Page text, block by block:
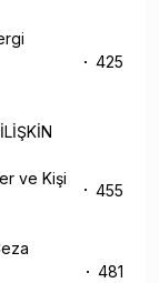
425
ve Kişi
455
481